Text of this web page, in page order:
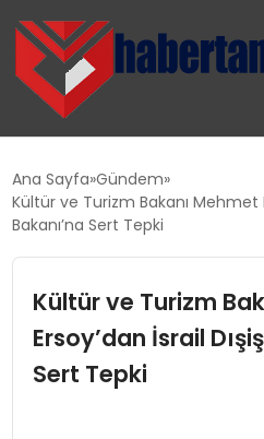
TEKNOLOJI
SAĞLIK
Ana Sayfa Gündem
Kültür ve Turizm Bakanı Mehmet
Bakanı’na Sert Tepki
Kültür ve Turizm
Ersoy’dan İsrail
Sert Tepki